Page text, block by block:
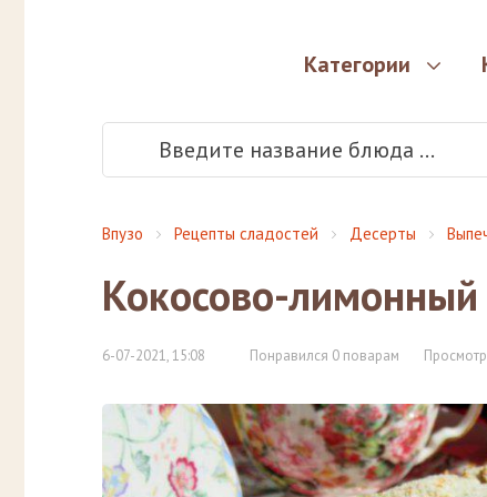
Категории
Впузо Рецепты сладостей Десерты
Кокосово-
6-07-2021, 15:08 Понравился 0 поварам